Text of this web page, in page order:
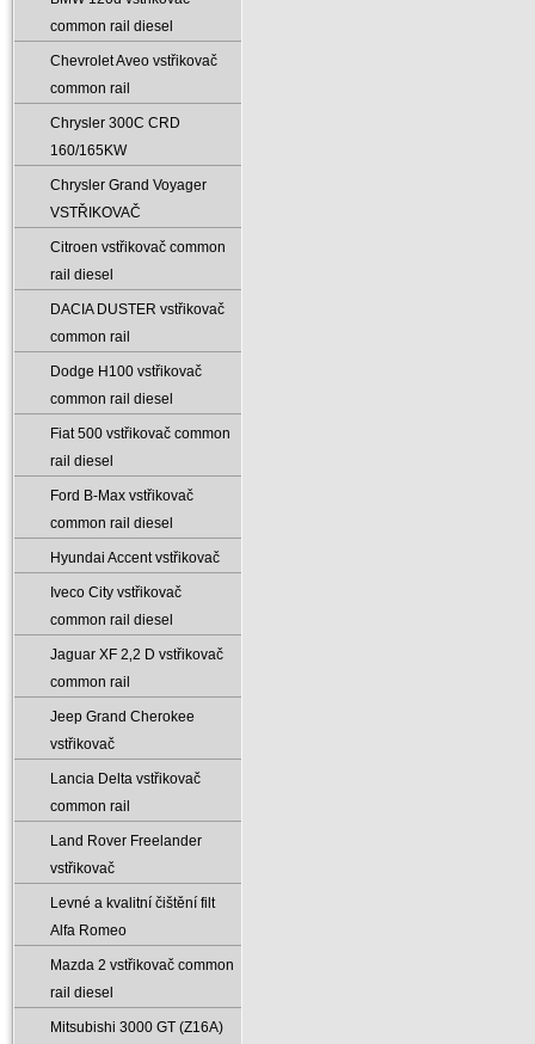
common rail diesel
Chevrolet Aveo vstřikovač
common rail
Chrysler 300C CRD
160/165KW
Chrysler Grand Voyager
VSTŘIKOVAČ
Citroen vstřikovač common
rail diesel
DACIA DUSTER vstřikovač
common rail
Dodge H100 vstřikovač
common rail diesel
Fiat 500 vstřikovač common
rail diesel
Ford B-Max vstřikovač
common rail diesel
Hyundai Accent vstřikovač
Iveco City vstřikovač
common rail diesel
Jaguar XF 2‚2 D vstřikovač
common rail
Jeep Grand Cherokee
vstřikovač
Lancia Delta vstřikovač
common rail
Land Rover Freelander
vstřikovač
Levné a kvalitní čištění filt
Alfa Romeo
Mazda 2 vstřikovač common
rail diesel
Mitsubishi 3000 GT (Z16A)